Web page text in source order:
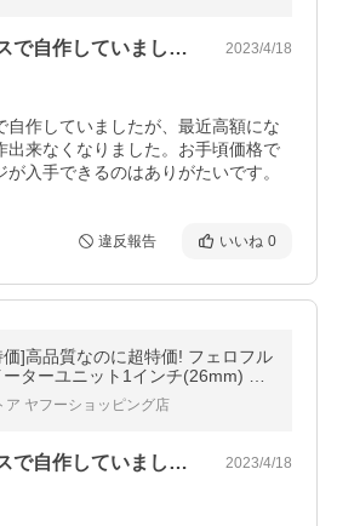
今までフォステクスで自作していましたが… 2023/4/18
自作していましたが、最近高額にな
出来なくなりました。お手頃価格で
入手できるのはありがたいです。
違反報告 いいね 0
価]高品質なのに超特価! フェロフル
ターユニット1インチ(26mm) 12
スピーカー自作/DIYオーディオ]
ア ヤフーショッピング店
今までフォステクスで自作していましたが… 2023/4/18